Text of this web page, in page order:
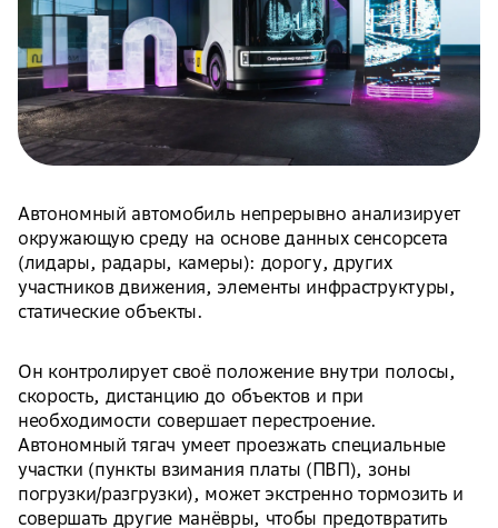
Автономный автомобиль непрерывно анализирует
окружающую среду на основе данных сенсорсета
(лидары, радары, камеры): дорогу, других
участников движения, элементы инфраструктуры,
статические объекты.
Он контролирует своё положение внутри полосы,
скорость, дистанцию до объектов и при
необходимости совершает перестроение.
Автономный тягач умеет проезжать специальные
участки (пункты взимания платы (ПВП), зоны
погрузки/разгрузки), может экстренно тормозить и
совершать другие манёвры, чтобы предотвратить